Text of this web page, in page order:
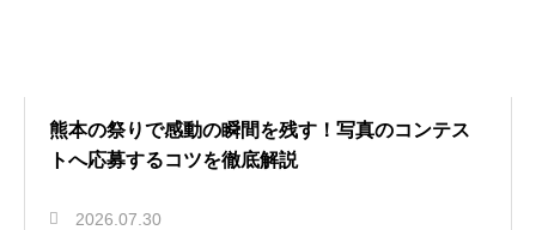
熊本の祭りで感動の瞬間を残す！写真のコンテス
トへ応募するコツを徹底解説
2026.07.30